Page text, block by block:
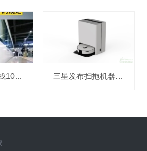
女子到银行存钱10万元被问钱来源？引发网友炸裂热议！ 三星发布扫拖机器人新品：升级 AI 功能与蒸气洗净技术！